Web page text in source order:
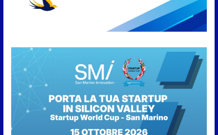
San Marino all’European Cup
Junior 2026 di Skopje
8 Agosto 2026